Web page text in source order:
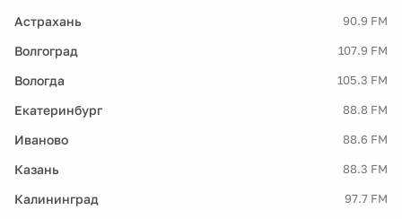
Астрахань 90.9 FM
Волгоград 107.9 FM
Вологда 105.3 FM
Екатеринбург 88.8 FM
Иваново 88.6 FM
Казань 88.3 FM
Калининград 97.7 FM